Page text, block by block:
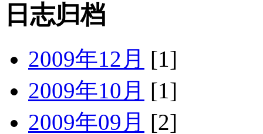
日志归档
2009年12月 [1]
2009年10月 [1]
2009年09月 [2]